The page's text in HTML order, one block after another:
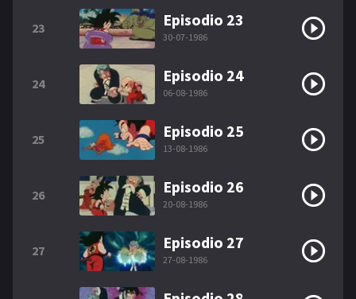
23 Episodio 23
30-07-1986
24 Episodio 24
06-08-1986
25 Episodio 25
13-08-1986
26 Episodio 26
20-08-1986
27 Episodio 27
27-08-1986